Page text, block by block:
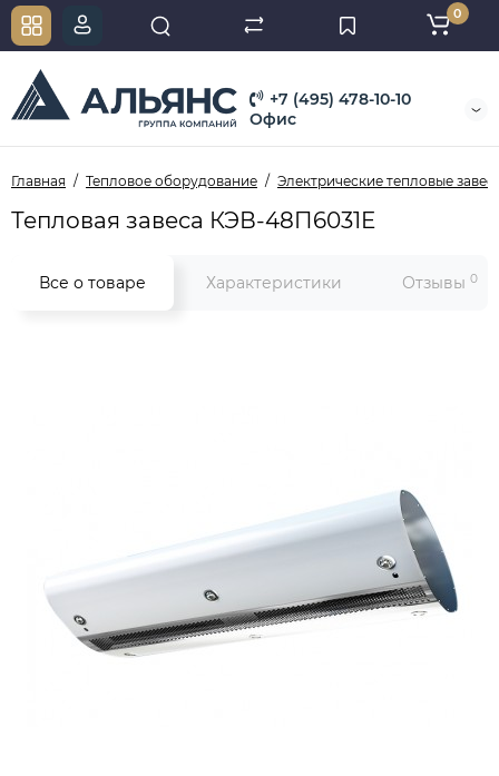
+7 (495) 478-10-10
Офис
0
Главная Тепловое оборудование Электрические тепловые
Тепловая завеса КЭВ-48П6031E
Все о товаре Характеристики Отзывы 0